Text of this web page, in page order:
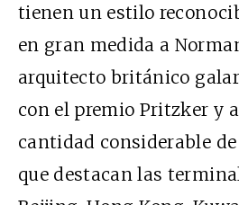
tienen un estilo
en gran medida a
arquitecto británico
con el premio Pritzker y
cantidad considerable
que destacan las